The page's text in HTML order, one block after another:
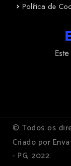
Política de
© Todos os
Criado por
- PG, 2022.